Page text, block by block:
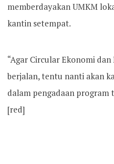
memberdayakan UMKM
kantin setempat.
“Agar Circular Ekonomi
berjalan, tentu nanti akan
dalam pengadaan program
[red]